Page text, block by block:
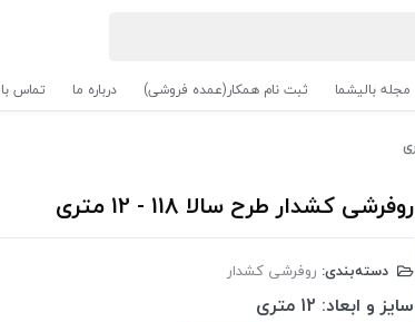
مجله بالیشما ثبت نام همکار(عمده فروشی) درباره ما تماس
روفرشی کشدار طرح سالا 118 - 12 متری
دسته‌بندی: روفرشی کشدار
سایز و ابعاد: 12 متری